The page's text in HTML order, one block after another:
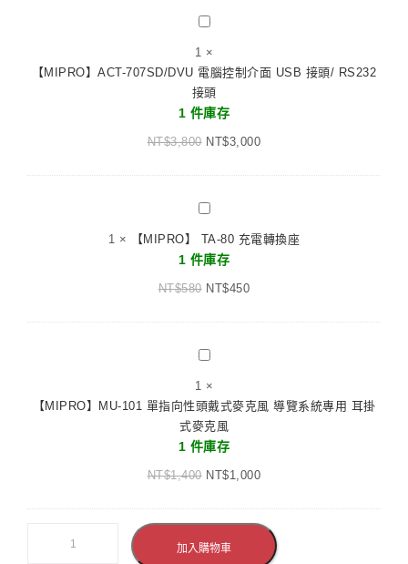
支)
無
麥
克
風
TYPE-
C
電
充
電
線
【MIPRO】
電
腦
控
制
USB
頭/
RS232
接
1 ×
【MIPRO】ACT-707SD/DVU 電腦控制介面 USB 接頭/ RS232
接頭
1 件庫存
NT$3,800 NT$3,000
【MIPRO】
充
電
座
1 × 【MIPRO】 TA-80 充電轉換座
1 件庫存
NT$580 NT$450
【MIPRO】
單
指
向
性
麥
1 ×
【MIPRO】MU-101 單指向性頭戴式麥克風 導覽系統專用 耳掛
式麥克風
1 件庫存
NT$1,400 NT$1,000
加入購物車